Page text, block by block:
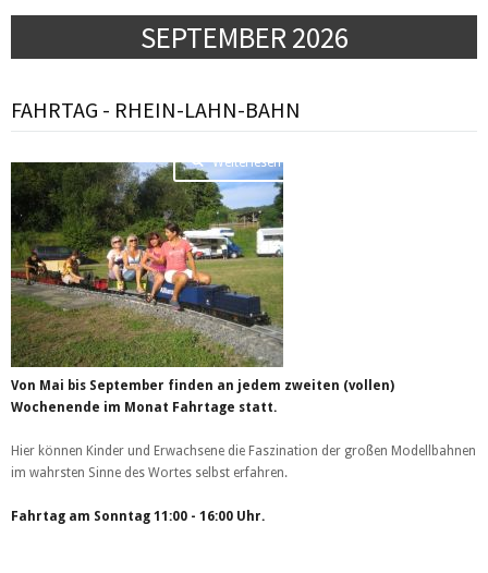
SEPTEMBER 2026
FAHRTAG - RHEIN-LAHN-BAHN
Weiterlesen …
Von Mai bis September finden an jedem zweiten (vollen)
Wochenende im Monat Fahrtage statt.
Hier können Kinder und Erwachsene die Faszination der großen Modellbahnen
im wahrsten Sinne des Wortes selbst erfahren.
Fahrtag am Sonntag 11:00 - 16:00 Uhr.